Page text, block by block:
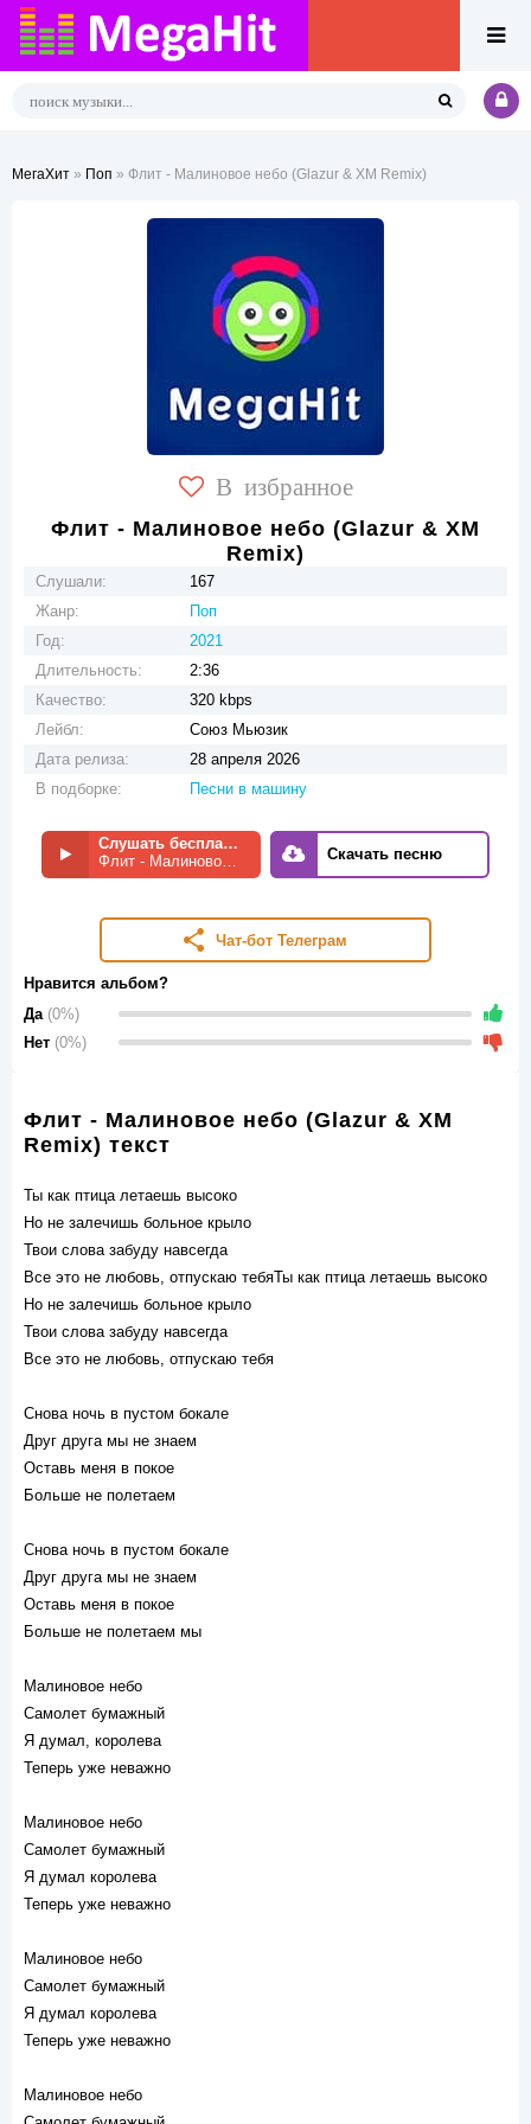
МегаХит » Поп » Флит - Малиновое небо (Glazur & XM Remix)
В избранное
Флит - Малиновое небо (Glazur & XM
Remix)
Слушали:
167
Жанр:
Поп
Год:
2021
Длительность:
2:36
Качество:
320 kbps
Лейбл:
Союз Мьюзик
Дата релиза:
28 апреля 2026
В подборке:
Песни в машину
Слушать бесплатно
Флит - Малиновое небо (Glazur & XM Remix)
Скачать песню
Чат-бот Телеграм
Нравится альбом?
Да (0%)
Нет (0%)
Флит - Малиновое небо (Glazur & XM
Remix) текст
Ты как птица летаешь высоко
Но не залечишь больное крыло
Твои слова забуду навсегда
Все это не любовь, отпускаю тебяТы как птица летаешь высоко
Но не залечишь больное крыло
Твои слова забуду навсегда
Все это не любовь, отпускаю тебя
Снова ночь в пустом бокале
Друг друга мы не знаем
Оставь меня в покое
Больше не полетаем
Снова ночь в пустом бокале
Друг друга мы не знаем
Оставь меня в покое
Больше не полетаем мы
Малиновое небо
Самолет бумажный
Я думал, королева
Теперь уже неважно
Малиновое небо
Самолет бумажный
Я думал королева
Теперь уже неважно
Малиновое небо
Самолет бумажный
Я думал королева
Теперь уже неважно
Малиновое небо